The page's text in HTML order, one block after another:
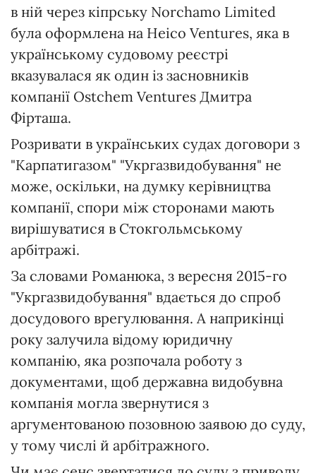
в ній через кіпрську Norchamo Limited
була оформлена на Heico Ventures, яка в
українському судовому реєстрі
вказувалася як один із засновників
компанії Ostchem Ventures Дмитра
Фірташа.
Розривати в українських судах договори з
"Карпатигазом" "Укргазвидобування" не
може, оскільки, на думку керівництва
компанії, спори між сторонами мають
вирішуватися в Стокгольмському
арбітражі.
За словами Романюка, з вересня 2015-го
"Укргазвидобування" вдається до спроб
досудового врегулювання. А наприкінці
року залучила відому юридичну
компанію, яка розпочала роботу з
документами, щоб державна видобувна
компанія могла звернутися з
аргументованою позовною заявою до суду,
у тому числі й арбітражного.